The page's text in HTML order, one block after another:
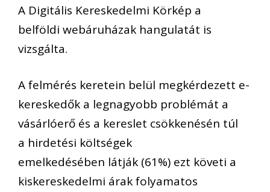
A Digitális Kereskedelmi Körkép a
belföldi webáruházak hangulatát is
vizsgálta.
A felmérés keretein belül megkérdezett e-
kereskedők a legnagyobb problémát a
vásárlóerő és a kereslet csökkenésén túl
a hirdetési költségek
emelkedésében látják (61%) ezt követi a
kiskereskedelmi árak folyamatos